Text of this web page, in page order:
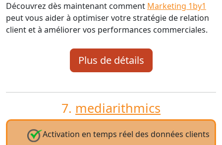
Découvrez dès maintenant comment Marketing 1by1
peut vous aider à optimiser votre stratégie de relation
client et à améliorer vos performances commerciales.
Plus de détails
7. mediarithmics
Activation en temps réel des données clients